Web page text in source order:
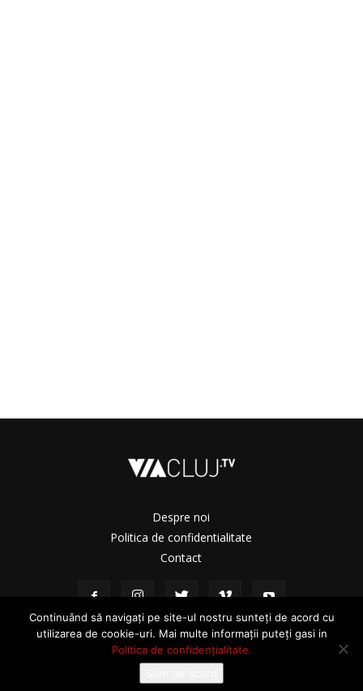
Despre noi
Politica de confidentialitate
Contact
© ViaCluj.TV 2025
Continuând să navigați pe site-ul nostru sunteți de acord cu
utilizarea de cookie-uri. Mai multe informații puteți gasi in
Politica de confidențialitate.